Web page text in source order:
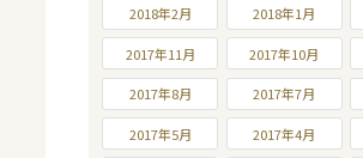
2018年2月 2018年1月
2017年11月 2017年10月
2017年8月 2017年7月
2017年5月 2017年4月